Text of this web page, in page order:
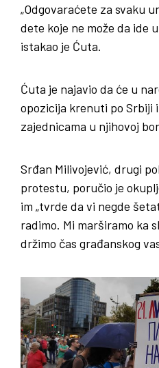
„Odgovaraćete za svaku
dete koje ne može da ide
istakao je Ćuta.
Ćuta je najavio da će u
opozicija krenuti po Srbiji
zajednicama u njihovoj
Srđan Milivojević, drugi
protestu, poručio je
im „tvrde da vi negde
radimo. Mi marširamo ka
držimo čas građanskog